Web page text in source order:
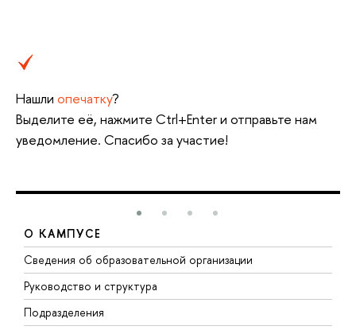
Нашли опечатку?
Выделите её, нажмите Ctrl+Enter и отправьте нам
уведомление. Спасибо за участие!
О КАМПУСЕ
Сведения об образовательной организации
Руководство и структура
Подразделения